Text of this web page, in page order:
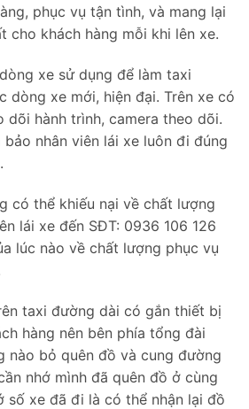
phục vụ tận tình, và mang lại
cho khách hàng mỗi khi lên xe.
xe sử dụng để làm taxi
dòng xe mới, hiện đại. Trên xe có
dõi hành trình, camera theo dõi.
nhân viên lái xe luôn đi đúng
có thể khiếu nại về chất lượng
lái xe đến SĐT: 0936 106 126
lúc nào về chất lượng phục vụ
taxi đường dài có gắn thiết bị
hàng nên bên phía tổng đài
nào bỏ quên đồ và cung đường
nhớ mình đã quên đồ ở cùng
số xe đã đi là có thể nhận lại đồ